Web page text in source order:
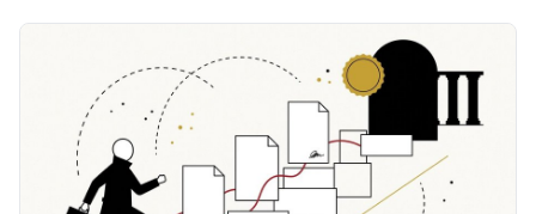
товарного знака складывается из трёх блоков, и самый…